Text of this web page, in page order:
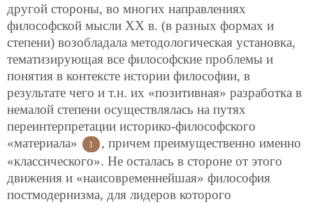
другой стороны, во многих направлениях
философской мысли ХХ в. (в разных формах и
степени) возобладала методологическая установка,
тематизирующая все философские проблемы и
понятия в контексте истории философии, в
результате чего и т.н. их «позитивная» разработка в
немалой степени осуществлялась на путях
переинтерпретации историко-философского
«материала»
1
, причем преимущественно именно
«классического». Не осталась в стороне от этого
движения и «наисовременнейшая» философия
постмодернизма, для лидеров которого